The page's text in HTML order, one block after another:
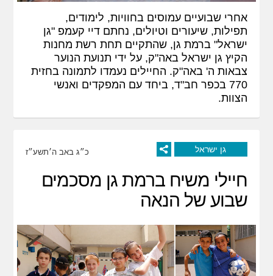
אחרי שבועיים עמוסים בחוויות, לימודים,
תפילות, שיעורים וטיולים, נחתם דיי קעמפ "גן
ישראל" ברמת גן, שהתקיים תחת רשת מחנות
הקיץ גן ישראל באה"ק, על ידי תנועת הנוער
צבאות ה' באה"ק. החיילים נעמדו לתמונה בחזית
770 בכפר חב"ד, ביחד עם המפקדים ואנשי
הצוות.
גן ישראל כ״ג באב ה׳תשע״ז
חיילי משיח ברמת גן מסכמים
שבוע של הנאה